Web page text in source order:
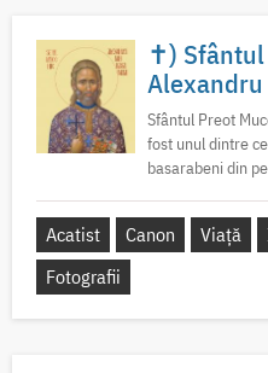
✝) Sfântul
Sfântul Preot
fost unul dintre
basarabeni din
Acatist Canon Viață
Fotografii